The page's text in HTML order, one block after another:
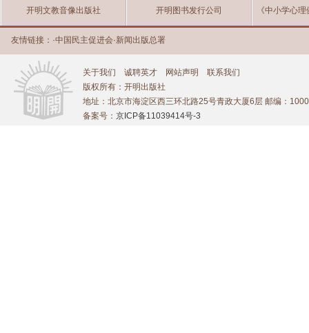
开明文教音像出版社 开明图书发行公司 《中小学心
友情链接： ·中国民主促进会·新闻出版总署
关于我们 诚聘英才 网站声明
联系我们
版权所有：开明出版社
地址：北京市海淀区西三环北路25号青政大厦6层 邮编：
备案号： 京ICP备11039414号-3